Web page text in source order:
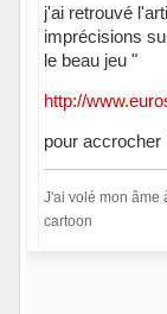
j'ai retrouvé
imprécisions
le beau jeu "
http://
pour accrocher
J'ai volé mon âme
cartoon